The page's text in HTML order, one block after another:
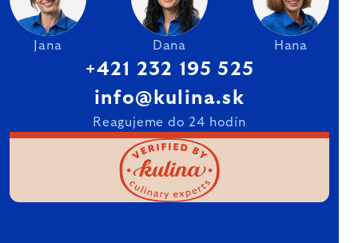
Jana Dana Hana
+421 232 195 525
info@kulina.sk
Reagujeme do 24 hodín